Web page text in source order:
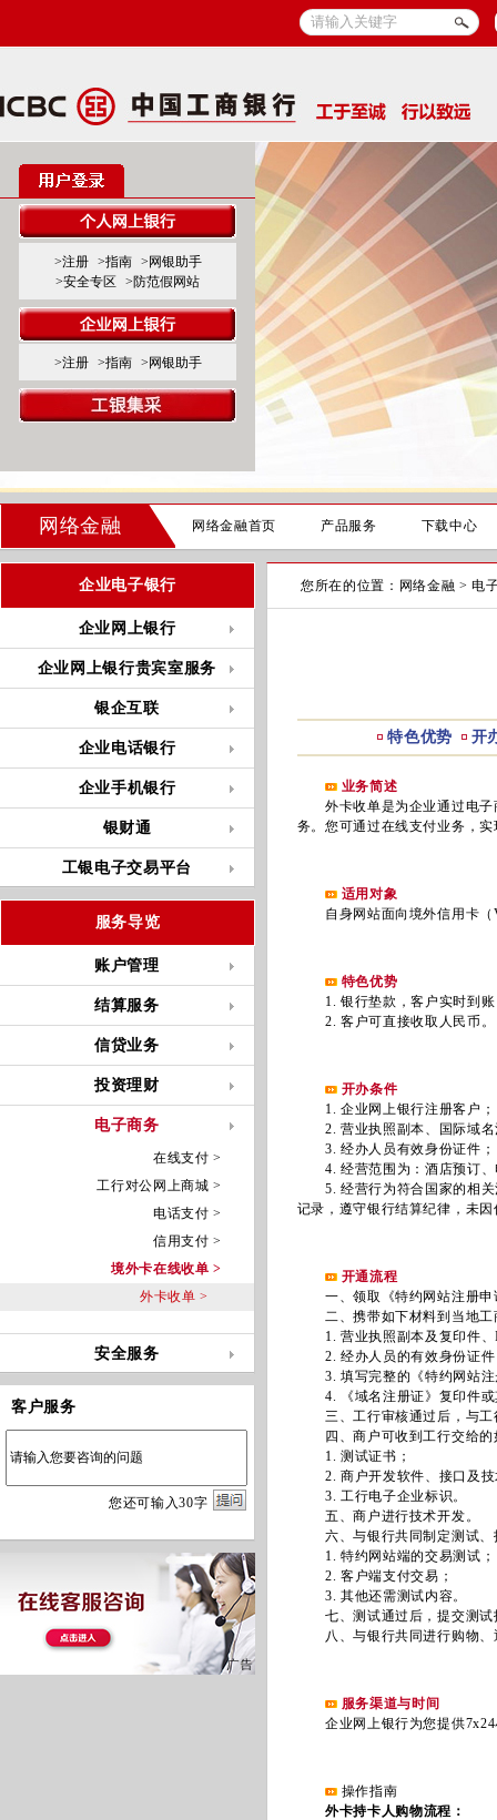
>注册 >指南
>网银助手
>安全专区
>防范假网站
>注册 >指南 >网银助手
网络金融 网络金融首页 产品服务 下载中心
企业电子银行
企业网上银行
企业网上银行贵宾室服务
银企互联
企业电话银行
企业手机银行
银财通
工银电子交易平台
服务导览
账户管理
结算服务
信贷业务
投资理财
电子商务
在线支付 >
工行对公网上商城 >
电话支付 >
信用支付 >
境外卡在线收单 >
外卡收单 >
安全服务
客户服务
您还可输入30字
您所在的位置： 网络金融 >电
特色优势 开
业务简述
外卡收单是为企业通过电子
务。您可通过在线支付业务，
适用对象
自身网站面向境外信用卡（
特色优势
1. 银行垫款，客户实时到账
2. 客户可直接收取人民币。
开办条件
1. 企业网上银行注册客户；
2. 营业执照副本、国际域名
3. 经办人员有效身份证件；
4. 经营范围为：酒店预订、
5. 经营行为符合国家的相关
记录，遵守银行结算纪律，未
开通流程
一、领取《特约网站注册申
二、携带如下材料到当地工
1. 营业执照副本及复印件、
2. 经办人员的有效身份证件
3. 填写完整的《特约网站注
4. 《域名注册证》复印件或
三、工行审核通过后，与工
四、商户可收到工行交给的
1. 测试证书；
2. 商户开发软件、接口及技
3. 工行电子企业标识。
五、商户进行技术开发。
六、与银行共同制定测试、
1. 特约网站端的交易测试；
2. 客户端支付交易；
3. 其他还需测试内容。
七、测试通过后，提交测试
八、与银行共同进行购物、
服务渠道与时间
企业网上银行为您提供7x24
操作指南
外卡持卡人购物流程：